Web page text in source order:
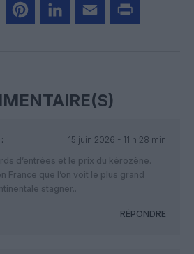
15 juin 2026 - 11 h 28 min
d’entrées et le prix du kérozène.
France que l’on voit le plus grand
stagner..
RÉPONDRE